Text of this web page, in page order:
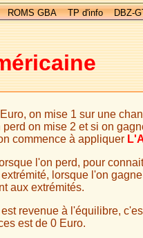
ROMS GBA TP d'info DBZ-
on mise 1 sur une
on mise 2 et si on
commence à appliquer
l'on perd, pour
lorsque l'on
aux extrémités.
revenue à l'équilibre,
est de 0 Euro.